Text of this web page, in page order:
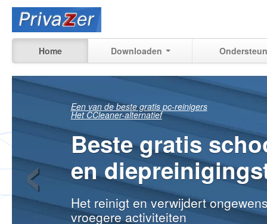
Home Downloaden
Zie precies wat er
nog
kan worden
van uw vroegere activiteiten op
thuis, op het werk
‹